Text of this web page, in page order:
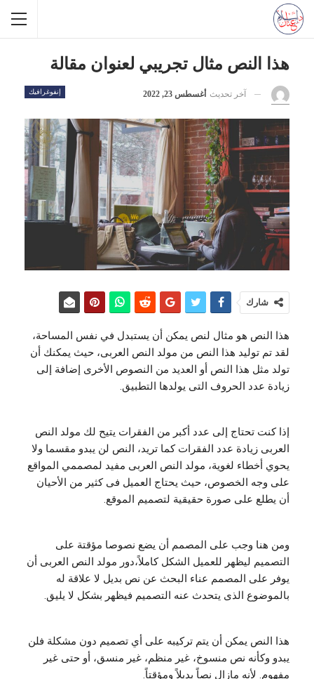
هذا النص مثال تجريبي لعنوان مقالة
إنفوغرافيك آخر تحديث أغسطس 23, 2022
شارك
هذا النص هو مثال لنص يمكن أن يستبدل في نفس المساحة،
لقد تم توليد هذا النص من مولد النص العربى، حيث يمكنك أن
تولد مثل هذا النص أو العديد من النصوص الأخرى إضافة إلى
زيادة عدد الحروف التى يولدها التطبيق.
إذا كنت تحتاج إلى عدد أكبر من الفقرات يتيح لك مولد النص
العربى زيادة عدد الفقرات كما تريد، النص لن يبدو مقسما ولا
يحوي أخطاء لغوية، مولد النص العربى مفيد لمصممي المواقع
على وجه الخصوص، حيث يحتاج العميل فى كثير من الأحيان
أن يطلع على صورة حقيقية لتصميم الموقع.
ومن هنا وجب على المصمم أن يضع نصوصا مؤقتة على
التصميم ليظهر للعميل الشكل كاملاً،دور مولد النص العربى أن
يوفر على المصمم عناء البحث عن نص بديل لا علاقة له
بالموضوع الذى يتحدث عنه التصميم فيظهر بشكل لا يليق.
هذا النص يمكن أن يتم تركيبه على أي تصميم دون مشكلة فلن
يبدو وكأنه نص منسوخ، غير منظم، غير منسق، أو حتى غير
مفهوم. لأنه مازال نصاً بديلاً ومؤقتاً.